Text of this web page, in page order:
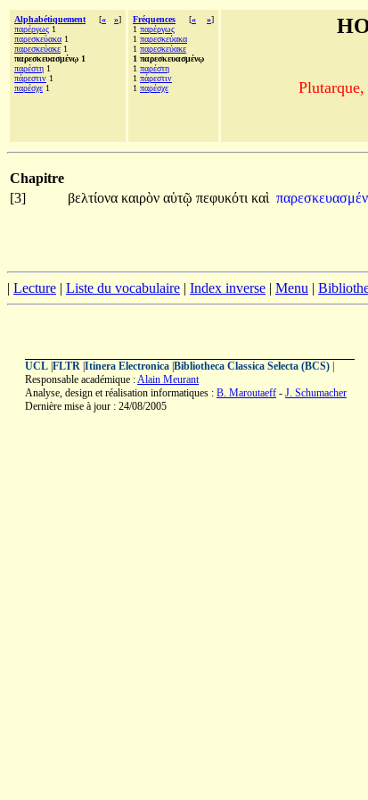
Alphabétiquement [« »]
παρέργως 1
παρεσκεύακα 1
παρεσκεύακε 1
παρεσκευασμένῳ 1
παρέστη 1
πάρεστιν 1
παρέσχε 1
Fréquences [« »]
1 παρέργως
1 παρεσκεύακα
1 παρεσκεύακε
1 παρεσκευασμένῳ
1 παρέστη
1 πάρεστιν
1 παρέσχε
Chapitre
[3]
βελτίονα καιρὸν αὑτῷ πεφυκότι καὶ
| Lecture | Liste du vocabulaire | Index inverse | Menu |
UCL FLTR Itinera Electronica Bibliotheca Classica Selecta (BCS)
Responsable académique :Alain Meurant
Analyse, design et réalisation informatiques : B. Maroutaeff - J. Schumacher
Dernière mise à jour : 24/08/2005